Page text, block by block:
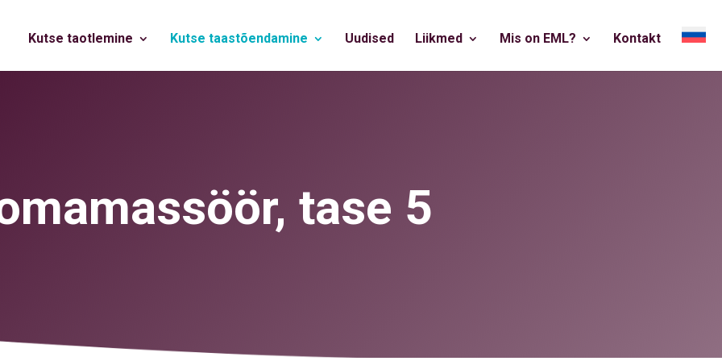
Kutse taotlemine Kutse taastõendamine Uudised Liikmed Mis on EML? Kontakt
tase 5